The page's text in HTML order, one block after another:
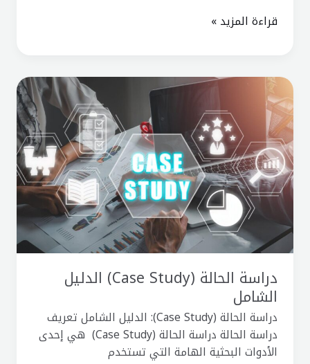
قراءة المزيد »
دراسة الحالة (Case Study) الدليل
الشامل
دراسة الحالة (Case Study): الدليل الشامل تعريف
دراسة الحالة دراسة الحالة (Case Study) هي إحدى
الأدوات البحثية الهامة التي تستخدم
دراسة
الحالة
(Case
الدليل
الشامل